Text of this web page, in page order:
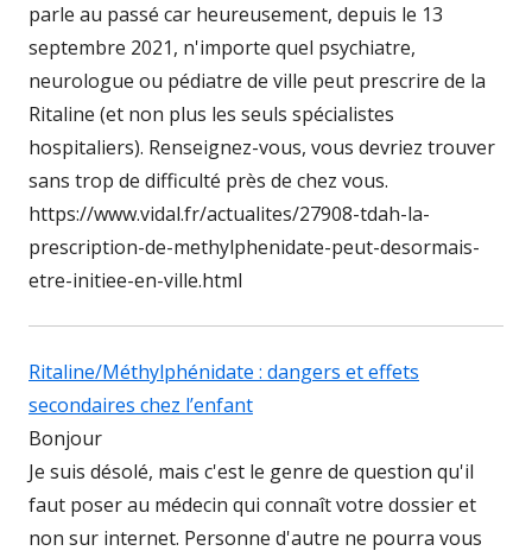
parle au passé car heureusement, depuis le 13
septembre 2021, n'importe quel psychiatre,
neurologue ou pédiatre de ville peut prescrire de la
Ritaline (et non plus les seuls spécialistes
hospitaliers). Renseignez-vous, vous devriez trouver
sans trop de difficulté près de chez vous.
https://www.vidal.fr/actualites/27908-tdah-la-
prescription-de-methylphenidate-peut-desormais-
etre-initiee-en-ville.html
Ritaline/Méthylphénidate : dangers et effets
secondaires chez l’enfant
Bonjour
Je suis désolé, mais c'est le genre de question qu'il
faut poser au médecin qui connaît votre dossier et
non sur internet. Personne d'autre ne pourra vous